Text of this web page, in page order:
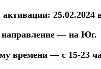
25.02.2024
направление — на Юг.
времени — с 15-23